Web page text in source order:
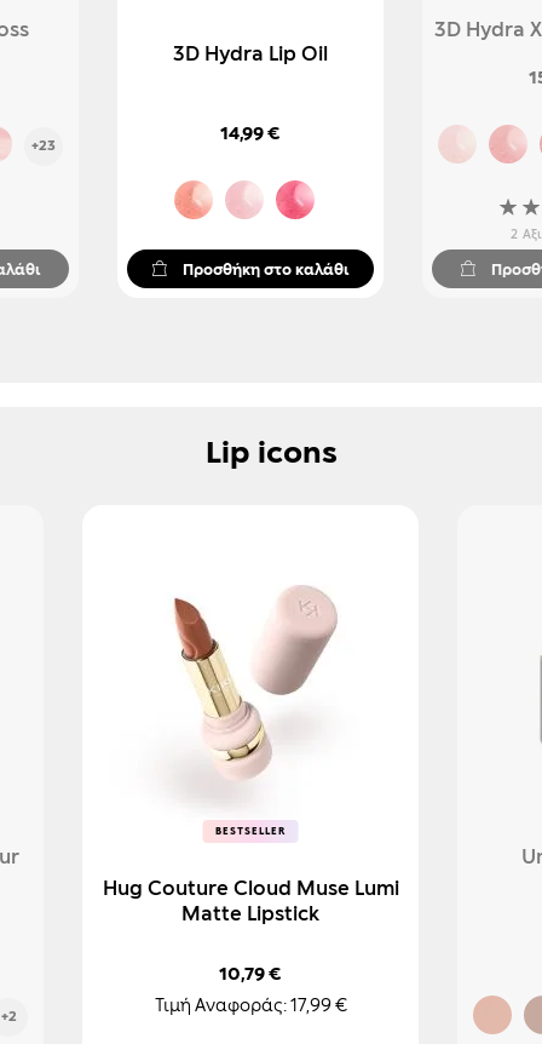
+23
3D Hydra Lip Oil
14,99 €
Προσθήκη στο καλάθι
3D Hydra
80%
2
Lip icons
+2
BESTSELLER
BESTSELLER
Hug Couture Cloud Muse Lumi
Matte Lipstick
10,79 €
Τιμή Αναφοράς: 17,99 €